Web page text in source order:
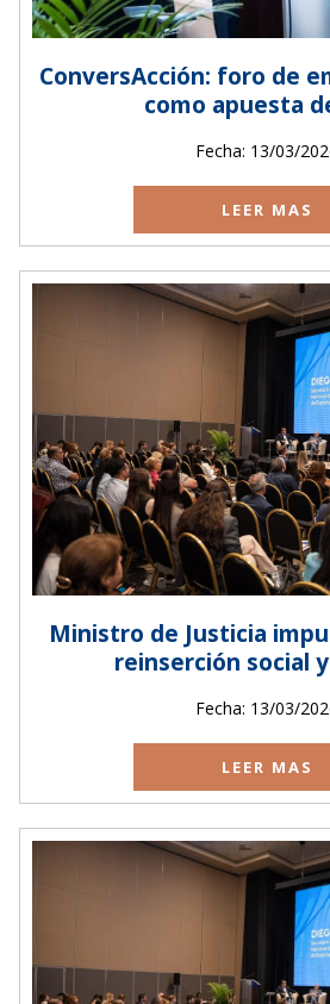
ConversAcción: foro de
como apuesta
Fecha: 13/03/
LEER MAS
Ministro de Justicia
reinserción social
Fecha: 13/03/
LEER MAS